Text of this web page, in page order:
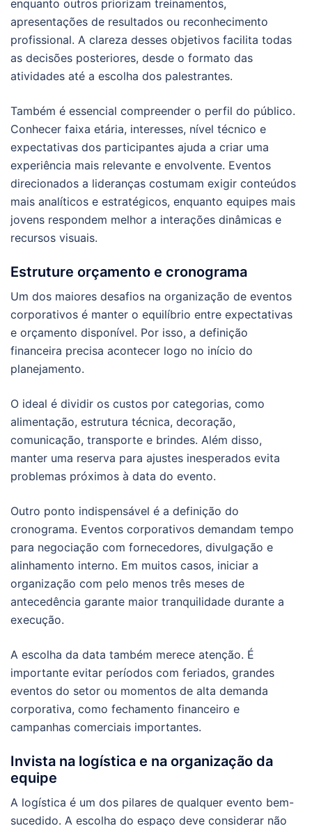
enquanto outros priorizam treinamentos,
apresentações de resultados ou reconhecimento
profissional. A clareza desses objetivos facilita todas
as decisões posteriores, desde o formato das
atividades até a escolha dos palestrantes.
Também é essencial compreender o perfil do público.
Conhecer faixa etária, interesses, nível técnico e
expectativas dos participantes ajuda a criar uma
experiência mais relevante e envolvente. Eventos
direcionados a lideranças costumam exigir conteúdos
mais analíticos e estratégicos, enquanto equipes mais
jovens respondem melhor a interações dinâmicas e
recursos visuais.
Estruture orçamento e cronograma
Um dos maiores desafios na organização de eventos
corporativos é manter o equilíbrio entre expectativas
e orçamento disponível. Por isso, a definição
financeira precisa acontecer logo no início do
planejamento.
O ideal é dividir os custos por categorias, como
alimentação, estrutura técnica, decoração,
comunicação, transporte e brindes. Além disso,
manter uma reserva para ajustes inesperados evita
problemas próximos à data do evento.
Outro ponto indispensável é a definição do
cronograma. Eventos corporativos demandam tempo
para negociação com fornecedores, divulgação e
alinhamento interno. Em muitos casos, iniciar a
organização com pelo menos três meses de
antecedência garante maior tranquilidade durante a
execução.
A escolha da data também merece atenção. É
importante evitar períodos com feriados, grandes
eventos do setor ou momentos de alta demanda
corporativa, como fechamento financeiro e
campanhas comerciais importantes.
Invista na logística e na organização da
equipe
A logística é um dos pilares de qualquer evento bem-
sucedido. A escolha do espaço deve considerar não